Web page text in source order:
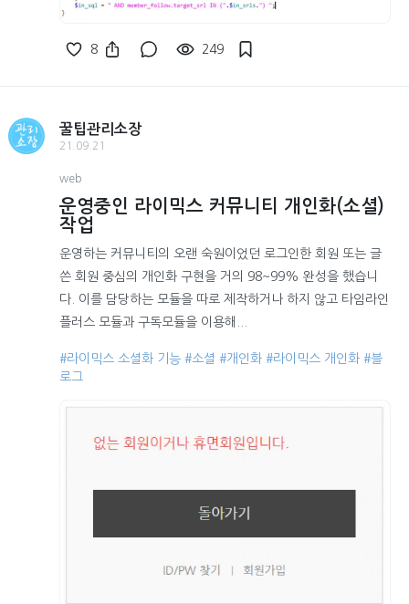
8 249
꿀팁관리소장
21.09.21
web
운영중인 라이믹스 커뮤니티 개인화(소셜)
작업
운영하는 커뮤니티의 오랜 숙원이었던 로그인한 회원 또는 글
쓴 회원 중심의 개인화 구현을 거의 98~99% 완성을 했습니
다. 이를 담당하는 모듈을 따로 제작하거나 하지 않고 타임라인
플러스 모듈과 구독모듈을 이용해...
#라이믹스 소셜화 기능 #소셜 #개인화 #라이믹스 개인화 #블
로그